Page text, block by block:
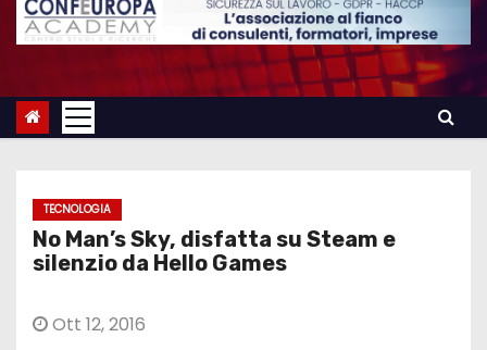
n
TECNOLOGIA
No Man’s Sky, disfatta su Steam e
silenzio da Hello Games
Ott 12, 2016